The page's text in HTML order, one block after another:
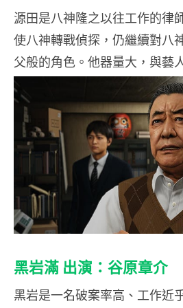
源田是八神隆之以往工作的律
使八神轉戰偵探，仍繼續對八
父般的角色。他器量大，與藝
黑岩滿 出演：谷原章介
黑岩是一名破案率高、工作近